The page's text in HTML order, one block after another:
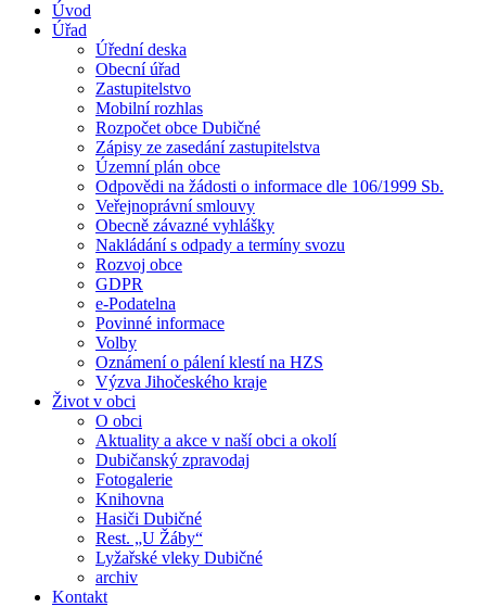
Úvod
Úřad
Úřední deska
Obecní úřad
Zastupitelstvo
Mobilní rozhlas
Rozpočet obce Dubičné
Zápisy ze zasedání zastupitelstva
Územní plán obce
Odpovědi na žádosti o informace dle 106/1999 Sb.
Veřejnoprávní smlouvy
Obecně závazné vyhlášky
Nakládání s odpady a termíny svozu
Rozvoj obce
GDPR
e-Podatelna
Povinné informace
Volby
Oznámení o pálení klestí na HZS
Výzva Jihočeského kraje
Život v obci
O obci
Aktuality a akce v naší obci a okolí
Dubičanský zpravodaj
Fotogalerie
Knihovna
Hasiči Dubičné
Rest. „U Žáby“
Lyžařské vleky Dubičné
archiv
Kontakt